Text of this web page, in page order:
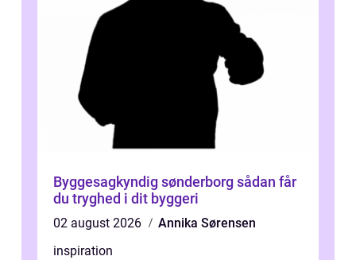
Byggesagkyndig sønderborg sådan får
du tryghed i dit byggeri
02 august 2026
Annika Sørensen
inspiration